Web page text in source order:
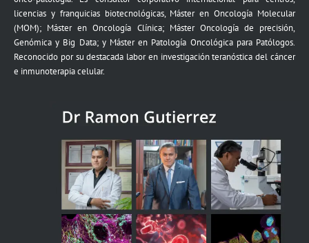
licencias y franquicias biotecnológicas, Máster en Oncología Molecular
(MOM); Máster en Oncología Clínica; Máster Oncología de precisión,
Genómica y Big Data; y Máster en Patología Oncológica para Patólogos.
Reconocido por su destacada labor en investigación teranóstica del cáncer
e inmunoterapia celular.